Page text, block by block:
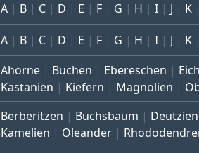
A B C D E F G H I J K
A B C D E F G H I J K
Ahorne Buchen Ebereschen
Kastanien
Kiefern Magnolien
Berberitzen Buchsbaum Deutzien
Kamelien
Oleander